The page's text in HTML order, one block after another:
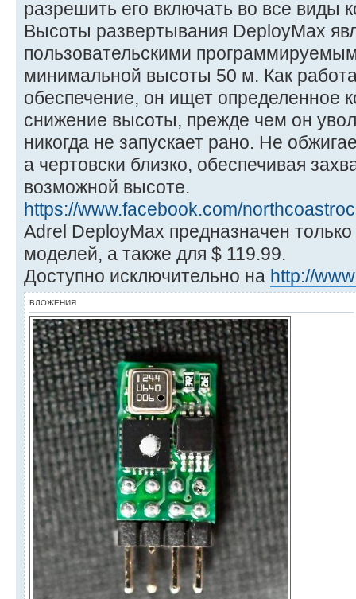
разрешить его включать во все виды
Высоты развертывания DeployMax
пользовательскими
минимальной высоты 50 м. Как
обеспечение, он ищет определенное
снижение высоты, прежде чем он
никогда не запускает рано. Не
а чертовски близко, обеспечивая
возможной высоте.
https://www.facebook.com/
Adrel DeployMax предназначен
моделей, а также для $ 119.99.
Доступно исключительно на http://
ВЛОЖЕНИЯ